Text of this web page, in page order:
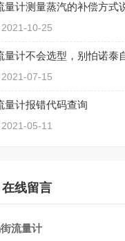
量计测量蒸汽的补偿方式
10-25
量计不会选型，别怕诺泰
07-15
量计报错代码查询
05-11
在线留言
流量计